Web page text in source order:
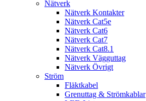
Nätverk
Nätverk Kontakter
Nätverk Cat5e
Nätverk Cat6
Nätverk Cat7
Nätverk Cat8.1
Nätverk Vägguttag
Nätverk Övrigt
Ström
Fläktkabel
Grenuttag & Strömkablar